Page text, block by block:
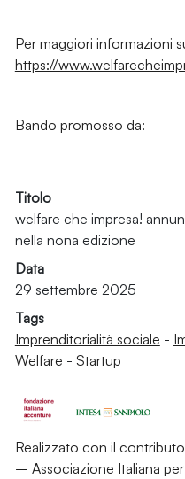
Per maggiori informazioni
https://
Bando promosso da:
Titolo
welfare che impresa!
nella nona edizione
Data
29 settembre 2025
Tags
Imprenditorialità sociale -
Welfare - Startup
Realizzato con il
– Associazione Italiana